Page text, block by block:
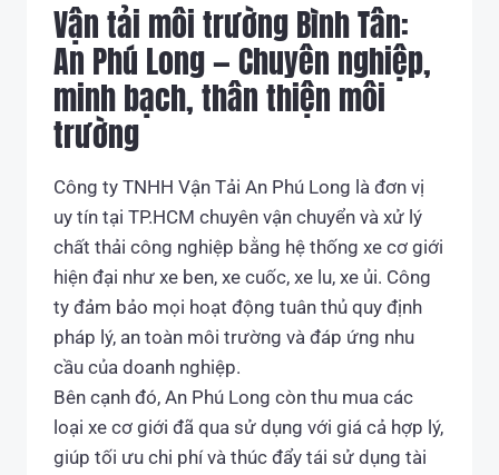
BIẾT
Vận tải môi trường Bình Tân:
An Phú Long — Chuyên nghiệp,
minh bạch, thân thiện môi
trường
Công ty TNHH Vận Tải An Phú Long là đơn vị
uy tín tại TP.HCM chuyên vận chuyển và xử lý
chất thải công nghiệp bằng hệ thống xe cơ giới
hiện đại như xe ben, xe cuốc, xe lu, xe ủi. Công
ty đảm bảo mọi hoạt động tuân thủ quy định
pháp lý, an toàn môi trường và đáp ứng nhu
cầu của doanh nghiệp.
Bên cạnh đó, An Phú Long còn thu mua các
loại xe cơ giới đã qua sử dụng với giá cả hợp lý,
giúp tối ưu chi phí và thúc đẩy tái sử dụng tài